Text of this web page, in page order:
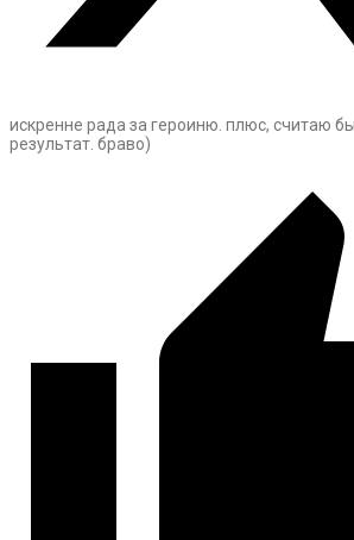
искренне рада за героиню. плюс, считаю
результат. браво)